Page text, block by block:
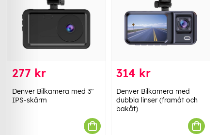
277 kr
Denver Bilkamera med 3"
IPS-skärm
314 kr
Denver Bilkamera med
dubbla linser (framåt och
bakåt)